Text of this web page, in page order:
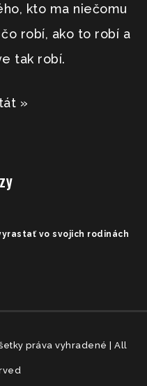
kto ma niečomu
robí, ako to robí a
tak robí.
»
vo svojich rodinách
práva vyhradené | All